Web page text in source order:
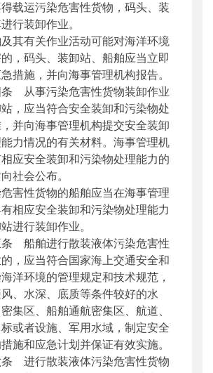
载运污染危害性货物，码头、装
行装卸作业。
有关作业活动可能对海洋环境
，码头、装卸站、船舶应当立即
措施，并向海事管理机构报告。
从事污染危害性货物装卸作业
，应当符合安全装卸和污染物处
并向海事管理机构提交安全装卸
力情况的有关材料。海事管理机
应安全装卸和污染物处理能力的
社会公布。
性货物的船舶应当在海事管理
相应安全装卸和污染物处理能力
进行装卸作业。
船舶进行散装液体污染危害性
，应当符合国家海上交通安全和
洋环境的管理规定和技术规范，
、水深、底质等条件较好的水
集区、船舶通航密集区、航道、
或者设施、军用水域，制定安全
施和应急计划并保证有效实施。
进行散装液体污染危害性货物